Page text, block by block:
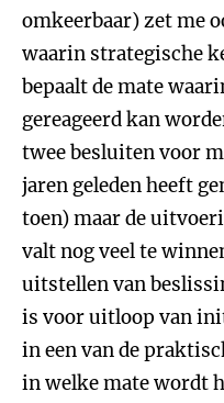
omkeerbaar) zet me
waarin strategische
bepaalt de mate
gereageerd kan
twee besluiten voor
jaren geleden heeft
toen) maar de
valt nog veel te
uitstellen van
is voor uitloop van
in een van de
in welke mate wordt